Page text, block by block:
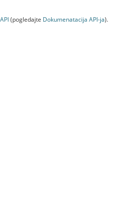
API(pogledajte Dokumenаtаcijа API-jа).